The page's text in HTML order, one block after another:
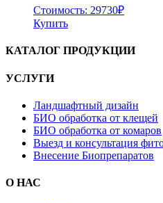
Стоимость: 29730₽
Купить
КАТАЛОГ ПРОДУКЦИИ
УСЛУГИ
Ландшафтный дизайн
БИО обработка от клещей
БИО обработка от комаров
Выезд и консультация
Внесение Биопрепаратов
О НАС